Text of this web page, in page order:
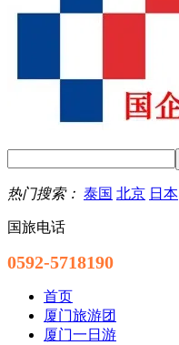
热门搜索： 泰国 北京 日本
国旅电话
0592-5718190
首页
厦门旅游团
厦门一日游